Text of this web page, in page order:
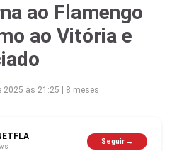
ao Flamengo
ao Vitória e
2025 às 21:25 8 meses
Seguir →